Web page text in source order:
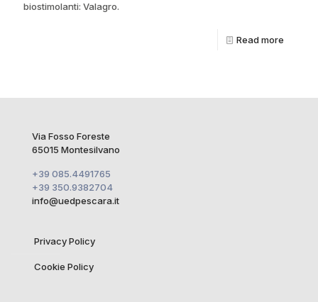
biostimolanti: Valagro.
Read more
Via Fosso Foreste
65015 Montesilvano
+39 085.4491765
+39 350.9382704
info@uedpescara.it
Privacy Policy
Cookie Policy